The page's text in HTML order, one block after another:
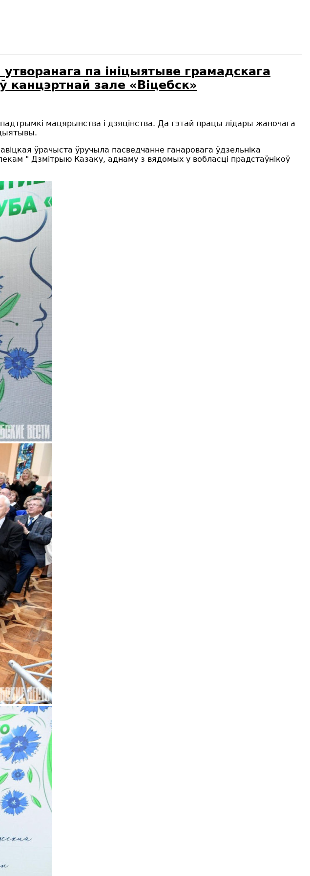
па ініцыятыве грамадскага
зале «Віцебск»
мацярынства і дзяцінства. Да гэтай працы лідары жаночага
ўрачыста ўручыла пасведчанне ганаровага ўдзельніка
" Дзмітрыю Казаку, аднаму з вядомых у вобласці прадстаўнікоў